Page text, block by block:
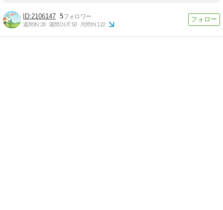
2106147 5
週間IN:28 週間OUT:50 月間IN:122